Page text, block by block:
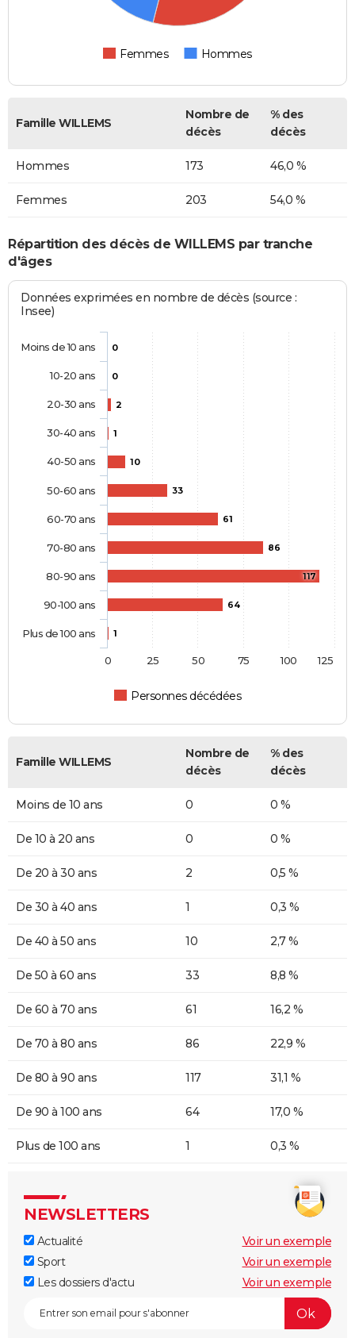
Femmes Hommes
Famille WILLEMS
Nombre de
décès
% des
décès
Hommes 173 46,0 %
Femmes 203 54,0 %
Répartition des décès de WILLEMS par tranche
d'âges
Données exprimées en nombre de décès (source :
Insee)
0
0
2
1
10
33
61
86
117
64
1
Personnes décédées
Moins de 10 ans
10-20 ans
20-30 ans
30-40 ans
40-50 ans
50-60 ans
60-70 ans
70-80 ans
80-90 ans
90-100 ans
Plus de 100 ans
0 100
25 50 75 125
Famille WILLEMS
Nombre de
décès
% des
décès
Moins de 10 ans 0 0 %
De 10 à 20 ans 0 0 %
De 20 à 30 ans 2 0,5 %
De 30 à 40 ans 1 0,3 %
De 40 à 50 ans 10 2,7 %
De 50 à 60 ans 33 8,8 %
De 60 à 70 ans 61 16,2 %
De 70 à 80 ans 86 22,9 %
De 80 à 90 ans 117 31,1 %
De 90 à 100 ans 64 17,0 %
Plus de 100 ans 1 0,3 %
NEWSLETTERS
Actualité
Voir un exemple
Sport
Voir un exemple
Les dossiers d'actu
Voir un exemple